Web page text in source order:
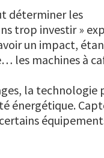
déterminer les
trop investir »
un impact,
les machines à
la technologie
énergétique.